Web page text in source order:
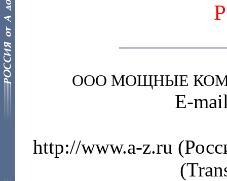
ООО МОЩНЫЕ
E-
http://www.a-z.ru